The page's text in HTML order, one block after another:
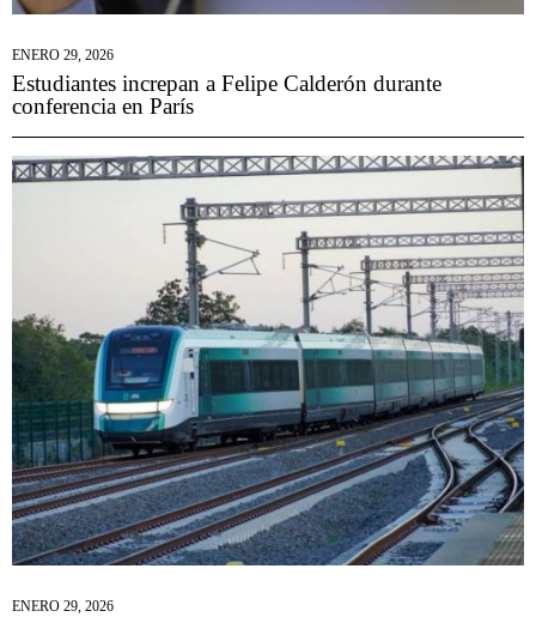
ENERO 29, 2026
Estudiantes increpan a Felipe Calderón durante
conferencia en París
ENERO 29, 2026